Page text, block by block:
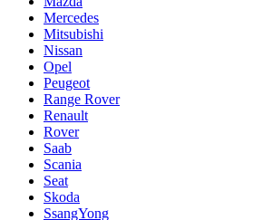
Mercedes
Mitsubishi
Nissan
Opel
Peugeot
Range Rover
Renault
Rover
Saab
Scania
Seat
Skoda
SsangYong